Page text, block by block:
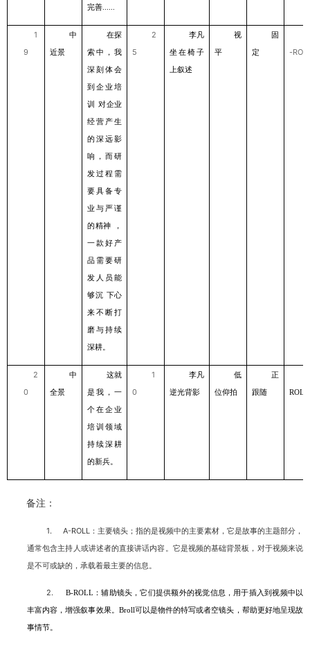
完善
1
9
中
近景
在探
索中，我
深刻体会
到企业培
训 对企业
经营产⽣
的深远影
响，⽽研
发过程需
要具备专
业与严谨
的精神
，
⼀款好产
品需要研
发⼈员能
够沉 下⼼
来不断打
磨与持续
深耕。
2
5
李凡
坐在椅⼦
上叙述
视
平
固
定
-
2
0
中
全景
这就
是我，⼀
个在企业
培训领域
持续深耕
的新兵。
1
0
李凡
逆光背影
低
位仰拍
正
跟随
ROLL
备注：
1. A-ROLL ：主要镜头；指的是视频中的主要素材，它是故事的主题部分，
通常包含主持人或讲述者的直接讲话内容。它是视频的基础背景板，对于视频来说
是不可或缺的，承载着最主要的信息。
2. B-ROLL ：辅助镜头，它们提供额外的视觉信息，用于插入到视频中以
丰富内容，增强叙事效果。 Broll可以是物件的特写或者空镜头，帮助更好地呈现故
事情节。